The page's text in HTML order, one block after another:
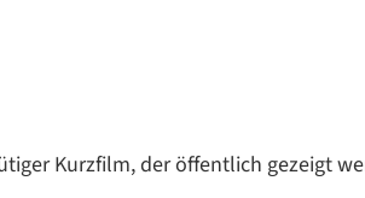
Kurzfilm, der öffentlich gezeigt